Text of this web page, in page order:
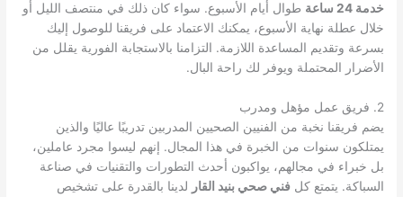
خدمة 24 ساعة
طوال أيام الأسبوع. سواء كان ذلك في منتصف الليل أو
خلال عطلة نهاية الأسبوع، يمكنك الاعتماد على فريقنا للوصول إليك
بسرعة وتقديم المساعدة اللازمة. التزامنا بالاستجابة الفورية يقلل من
الأضرار المحتملة ويوفر لك راحة البال.
2. فريق عمل مؤهل ومدرب
يضم فريقنا نخبة من الفنيين الصحيين المدربين تدريبًا عاليًا والذين
يمتلكون سنوات من الخبرة في هذا المجال. إنهم ليسوا مجرد عاملين،
بل خبراء في مجالهم، يواكبون أحدث التطورات والتقنيات في صناعة
السباكة. يتمتع كلفني صحي بنيد القار لدينا بالقدرة على تشخيص